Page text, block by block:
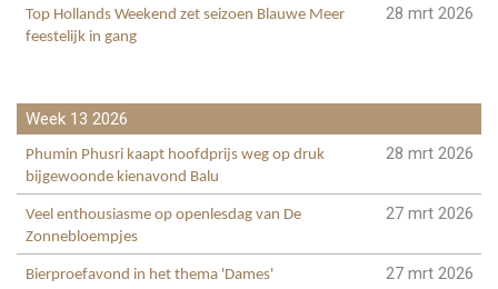
Top Hollands Weekend zet seizoen Blauwe Meer
feestelijk in gang
28 mrt 2026
Week 13 2026
Phumin Phusri kaapt hoofdprijs weg op druk
bijgewoonde kienavond Balu
28 mrt 2026
Veel enthousiasme op openlesdag van De
Zonnebloempjes
27 mrt 2026
Bierproefavond in het thema 'Dames' 27 mrt 2026